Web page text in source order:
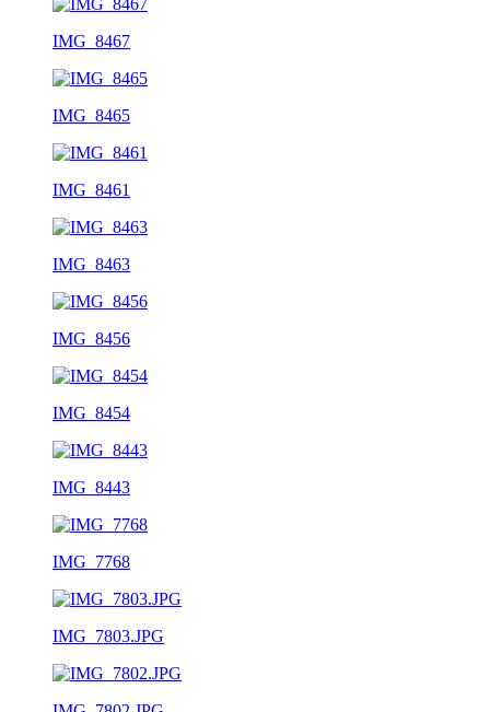
IMG_8467
IMG_8465
IMG_8461
IMG_8463
IMG_8456
IMG_8454
IMG_8443
IMG_7768
IMG_7803.JPG